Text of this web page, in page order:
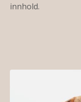
innhold.